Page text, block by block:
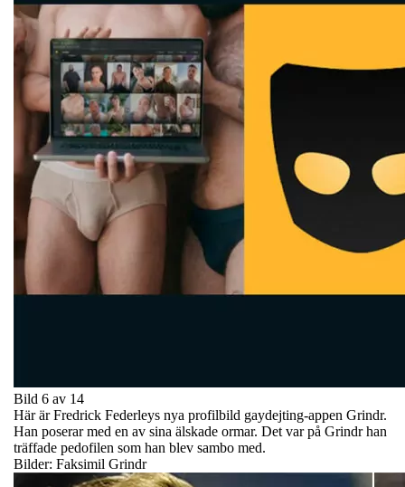
Bild 6 av 14
Här är Fredrick Federleys nya profilbild gaydejting-appen Grindr.
Han poserar med en av sina älskade ormar. Det var på Grindr han
träffade pedofilen som han blev sambo med.
Bilder: Faksimil Grindr